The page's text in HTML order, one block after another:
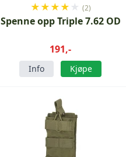
★★★★ ★ (2)
Spenne opp Triple 7.62 OD
191,-
Info Kjøpe